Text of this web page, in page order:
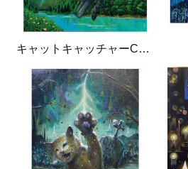
キャットキャッチャーCatcatcher